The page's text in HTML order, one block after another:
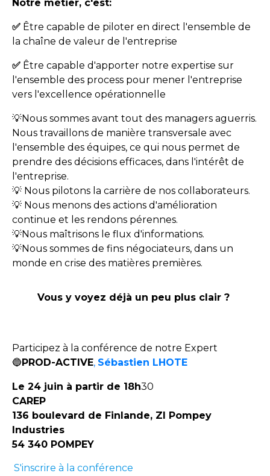
​Notre métier, c'est:
​✅ Être capable de piloter en direct l'ensemble de
la chaîne de valeur de l'entreprise
✅ Être capable d'apporter notre expertise sur
l'ensemble des process pour mener l'entreprise
vers l'excellence opérationnelle
💡Nous sommes avant tout des managers aguerris.
Nous travaillons de manière transversale avec
l'ensemble des équipes, ce qui nous permet de
prendre des décisions efficaces, dans l'intérêt de
l'entreprise.
💡 Nous pilotons la carrière de nos collaborateurs.
💡 Nous menons des actions d'amélioration
continue et les rendons pérennes.
💡Nous maîtrisons le flux d'informations.
💡Nous sommes de fins négociateurs, dans un
monde en crise des matières premières.
Vous y voyez déjà un peu plus clair ?
Participez à la conférence de notre Expert
🔵PROD-ACTIVE, Sébastien LHOTE
Le 24 juin à partir de 18h30
CAREP
136 boulevard de Finlande, ZI Pompey
Industries
54 340 POMPEY
S'inscrire à la conférence